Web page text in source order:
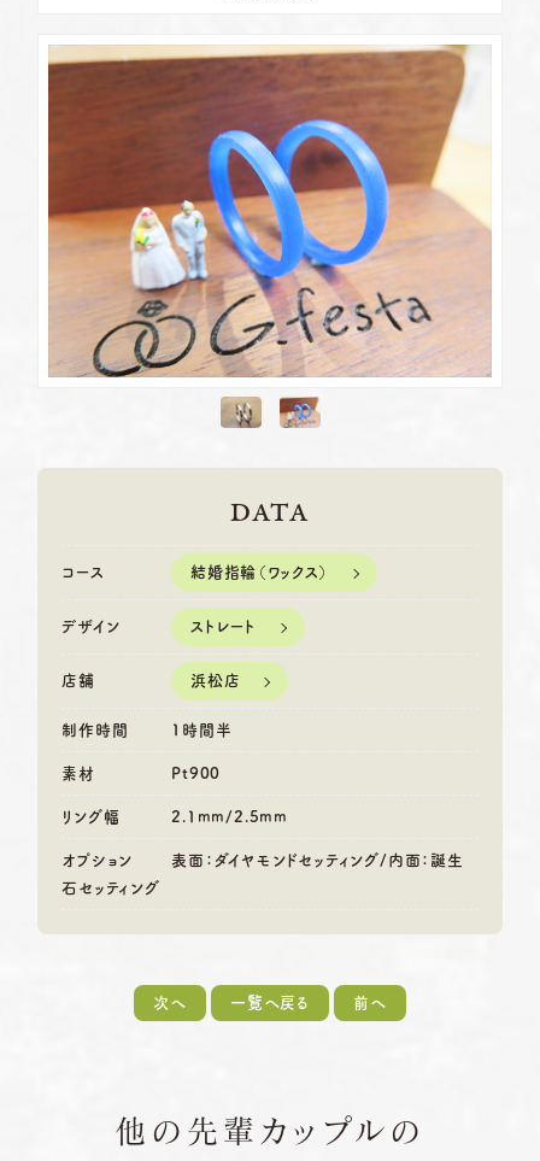
DATA
コース 結婚指輪（ワックス）
デザイン ストレート
店舗 浜松店
制作時間 1時間半
素材 Pt900
リング幅 2.1mm/2.5mm
オプション
表面：ダイヤモンドセッティング/内面：誕生
石セッティング
次へ 一覧へ戻る 前へ
他の先輩カップルの